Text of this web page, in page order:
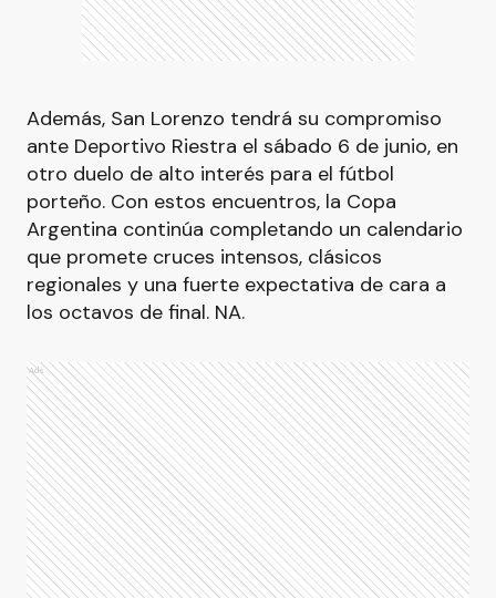
Además, San Lorenzo tendrá su compromiso
ante Deportivo Riestra el sábado 6 de junio, en
otro duelo de alto interés para el fútbol
porteño. Con estos encuentros, la Copa
Argentina continúa completando un calendario
que promete cruces intensos, clásicos
regionales y una fuerte expectativa de cara a
los octavos de final. NA.
Ads